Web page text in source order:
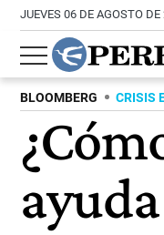
JUEVES 06 DE AGOSTO
BLOOMBERG CRISIS